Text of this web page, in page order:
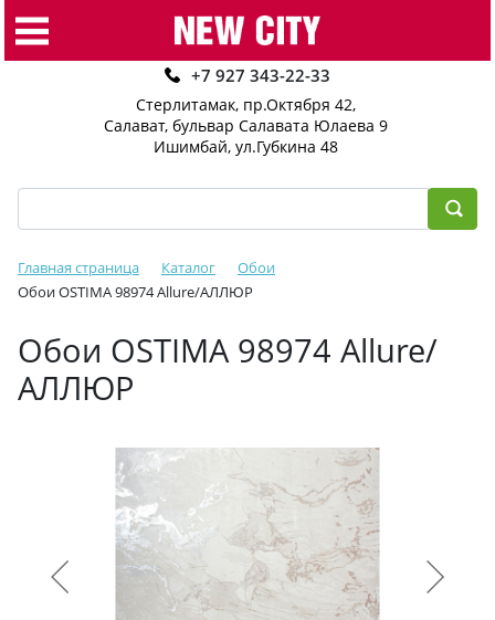
+7 927 343-22-33
Стерлитамак, пр.Октября 42,
Салават, бульвар Салавата Юлаева 9
Ишимбай, ул.Губкина 48
Главная страница Каталог
Обои
Обои OSTIMA 98974 Allure/АЛЛЮР
Обои OSTIMA 98974 Allure/
АЛЛЮР